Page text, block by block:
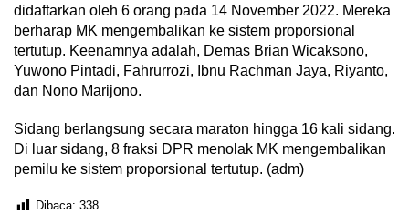
didaftarkan oleh 6 orang pada 14 November 2022. Mereka
berharap MK mengembalikan ke sistem proporsional
tertutup. Keenamnya adalah, Demas Brian Wicaksono,
Yuwono Pintadi, Fahrurrozi, Ibnu Rachman Jaya, Riyanto,
dan Nono Marijono.
Sidang berlangsung secara maraton hingga 16 kali sidang.
Di luar sidang, 8 fraksi DPR menolak MK mengembalikan
pemilu ke sistem proporsional tertutup. (adm)
Dibaca: 338